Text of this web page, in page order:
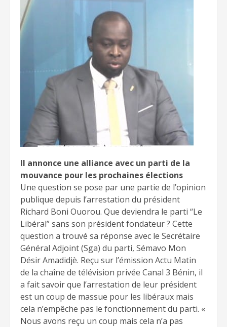
Il annonce une alliance avec un parti de la
mouvance pour les prochaines élections
Une question se pose par une partie de l’opinion
publique depuis l’arrestation du président
Richard Boni Ouorou. Que deviendra le parti “Le
Libéral” sans son président fondateur ? Cette
question a trouvé sa réponse avec le Secrétaire
Général Adjoint (Sga) du parti, Sémavo Mon
Désir Amadidjè. Reçu sur l’émission Actu Matin
de la chaîne de télévision privée Canal 3 Bénin, il
a fait savoir que l’arrestation de leur président
est un coup de massue pour les libéraux mais
cela n’empêche pas le fonctionnement du parti. «
Nous avons reçu un coup mais cela n’a pas